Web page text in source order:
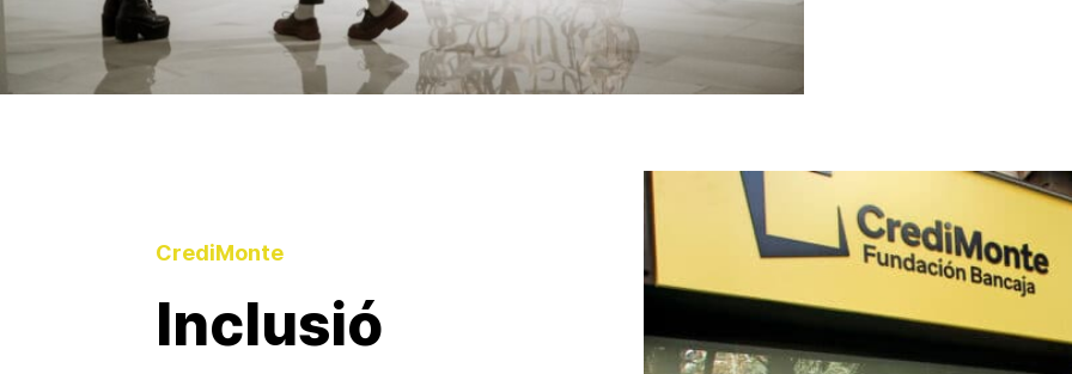
CrediMonte
Inclusió